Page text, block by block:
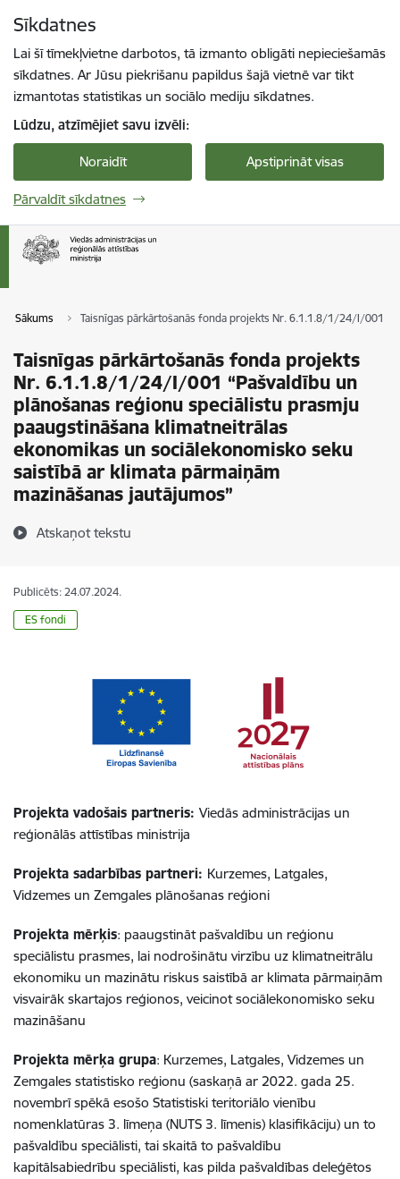
Sīkdatnes
Lai šī tīmekļvietne darbotos, tā izmanto obligāti nepieciešamās
sīkdatnes. Ar Jūsu piekrišanu papildus šajā vietnē var tikt
izmantotas statistikas un sociālo mediju sīkdatnes.
Lūdzu, atzīmējiet savu izvēli:
Noraidīt Apstiprināt visas
Pārvaldīt sīkdatnes
Sākums Taisnīgas pārkārtošanās fonda projekts Nr. 6.1.1.8/1/24/I/001
Taisnīgas pārkārtošanās fonda projekts
Nr. 6.1.1.8/1/24/I/001 “Pašvaldību un
plānošanas reģionu speciālistu prasmju
paaugstināšana klimatneitrālas
ekonomikas un sociālekonomisko seku
saistībā ar klimata pārmaiņām
mazināšanas jautājumos”
Atskaņot tekstu
Publicēts: 24.07.2024.
ES fondi
Projekta vadošais partneris: Viedās administrācijas un
reģionālās attīstības ministrija
Projekta sadarbības partneri: Kurzemes, Latgales,
Vidzemes un Zemgales plānošanas reģioni
Projekta mērķis: paaugstināt pašvaldību un reģionu
speciālistu prasmes, lai nodrošinātu virzību uz klimatneitrālu
ekonomiku un mazinātu riskus saistībā ar klimata pārmaiņām
visvairāk skartajos reģionos, veicinot sociālekonomisko seku
mazināšanu
Projekta mērķa grupa: Kurzemes, Latgales, Vidzemes un
Zemgales statistisko reģionu (saskaņā ar 2022. gada 25.
novembrī spēkā esošo Statistiski teritoriālo vienību
nomenklatūras 3. līmeņa (NUTS 3. līmenis) klasifikāciju) un to
pašvaldību speciālisti, tai skaitā to pašvaldību
kapitālsabiedrību speciālisti, kas pilda pašvaldības deleģētos